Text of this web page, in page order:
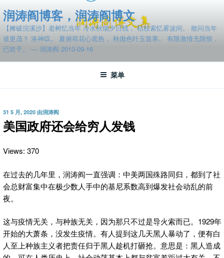
至
容
润涛阎博客，润涛阎博文
【摊破浣溪沙】老树忆当年 冷水秋烟夕日残， 枯枝索忆雾波间。 敢问当年
谁更茂？ 洛神叹。 夏俯荷花心底热， 秋抛色叶玉笛寒。 有限激情无限恨，
已吹干。 — 润涛阎 2013-09-16
菜单
发
布
于
31 5 月, 2020 由润涛阎
美国政府还会给穷人发钱
Views: 370
在过去的几年里，润涛阎一直强调：中美两国殊路同归，都到了社
会总财富集中在极少数人手中的基尼系数高到爆发社会动乱的前
夜。
这与疫情无关，与种族无关，因为那只不过是导火索而已。1929年
开始的大萧条，没发生疫情。有人提到这几天黑人暴动了，便有白
人至上种族主义者把责任归于黑人趁机打砸抢。意思是：黑人造成